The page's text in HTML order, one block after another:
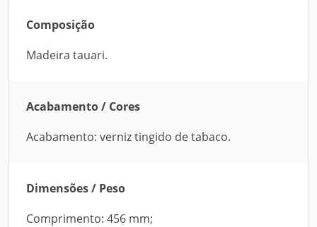
Composição
Madeira tauari.
Acabamento / Cores
Acabamento: verniz tingido de tabaco.
Dimensões / Peso
Comprimento: 456 mm;